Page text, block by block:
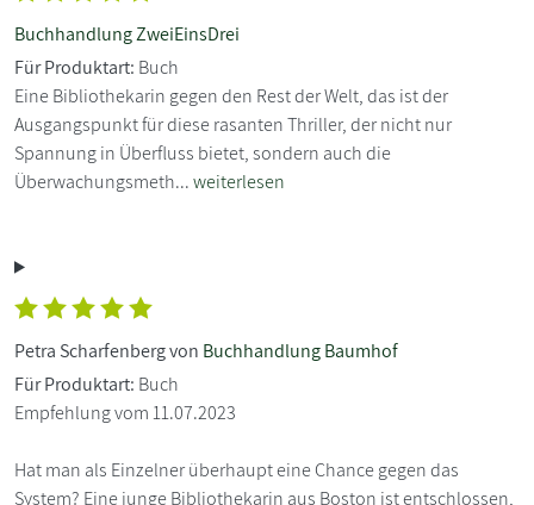
Buchhandlung ZweiEinsDrei
Für Produktart: Buch
Eine Bibliothekarin gegen den Rest der Welt, das ist der
Ausgangspunkt für diese rasanten Thriller, der nicht nur
Spannung in Überfluss bietet, sondern auch die
Überwachungsmeth...weiterlesen
Petra Scharfenberg von Buchhandlung Baumhof
Für Produktart: Buch
Empfehlung vom 11.07.2023
Hat man als Einzelner überhaupt eine Chance gegen das
System? Eine junge Bibliothekarin aus Boston ist entschlossen,